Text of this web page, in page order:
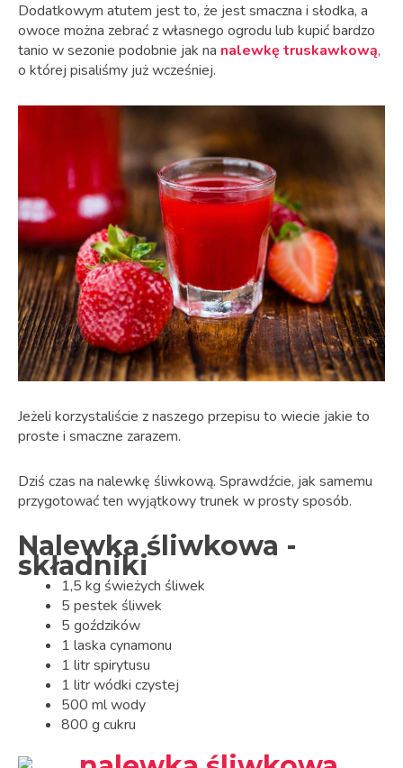
Dodatkowym atutem jest to, że jest smaczna i słodka, a
owoce można zebrać z własnego ogrodu lub kupić bardzo
tanio w sezonie podobnie jak na nalewkę truskawkową,
o której pisaliśmy już wcześniej.
Jeżeli korzystaliście z naszego przepisu to wiecie jakie to
proste i smaczne zarazem.
Dziś czas na nalewkę śliwkową. Sprawdźcie, jak samemu
przygotować ten wyjątkowy trunek w prosty sposób.
Nalewka śliwkowa -
składniki
1,5 kg świeżych śliwek
5 pestek śliwek
5 goździków
1 laska cynamonu
1 litr spirytusu
1 litr wódki czystej
500 ml wody
800 g cukru